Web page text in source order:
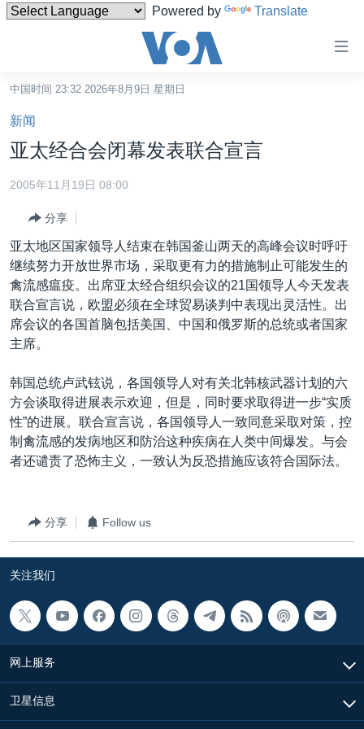
Powered by Translate
碍
链
接
跳
转
容
跳
到
导
转
检
索
港澳
国际
最新国际新闻
印太
中东
非洲
美洲
全球议题
分类新闻
经济·金融·贸易
人权·法律·宗教
军事
劳工
环境
美中关系
热点专题
国会报道
美中关系
美国建国250周年
美国之音专访
重要讲话与声明
台海两岸关系
南中国海争端
关注西藏
关注新疆
GEN Z 看美国
VOA今日焦点
中文广播
关注我们
其他语言网站
中国时间 23:32 2026年8月9日 星期日
新闻
亚太经合会闭幕发表联合宣言
2005年11月19日 08:00
分享
亚太地区国家领导人结束在韩国釜山两天的高峰会议时呼吁
继续努力开放世界市场，采取更有力的措施制止可能发生的
禽流感瘟疫。出席亚太经合组织会议的21国领导人今天发表
联合宣言说，欧盟必须在全球贸易谈判中表现出灵活性。出
席会议的各国首脑包括美国、中国和俄罗斯的总统或者国家
主席。
韩国总统卢武铉说，各国领导人对有关北韩核武器计划的六
方会谈取得进展表示欢迎，但是，同时要求取得进一步“实质
性”的进展。联合宣言说，各国领导人一致同意采取对策，控
制禽流感的发病地区和防治这种疾病在人类中间爆发。与会
者还谴责了恐怖主义，一致认为反恐措施应该符合国际法。
分享 Follow us
关注我们
网上服务
卫星信息